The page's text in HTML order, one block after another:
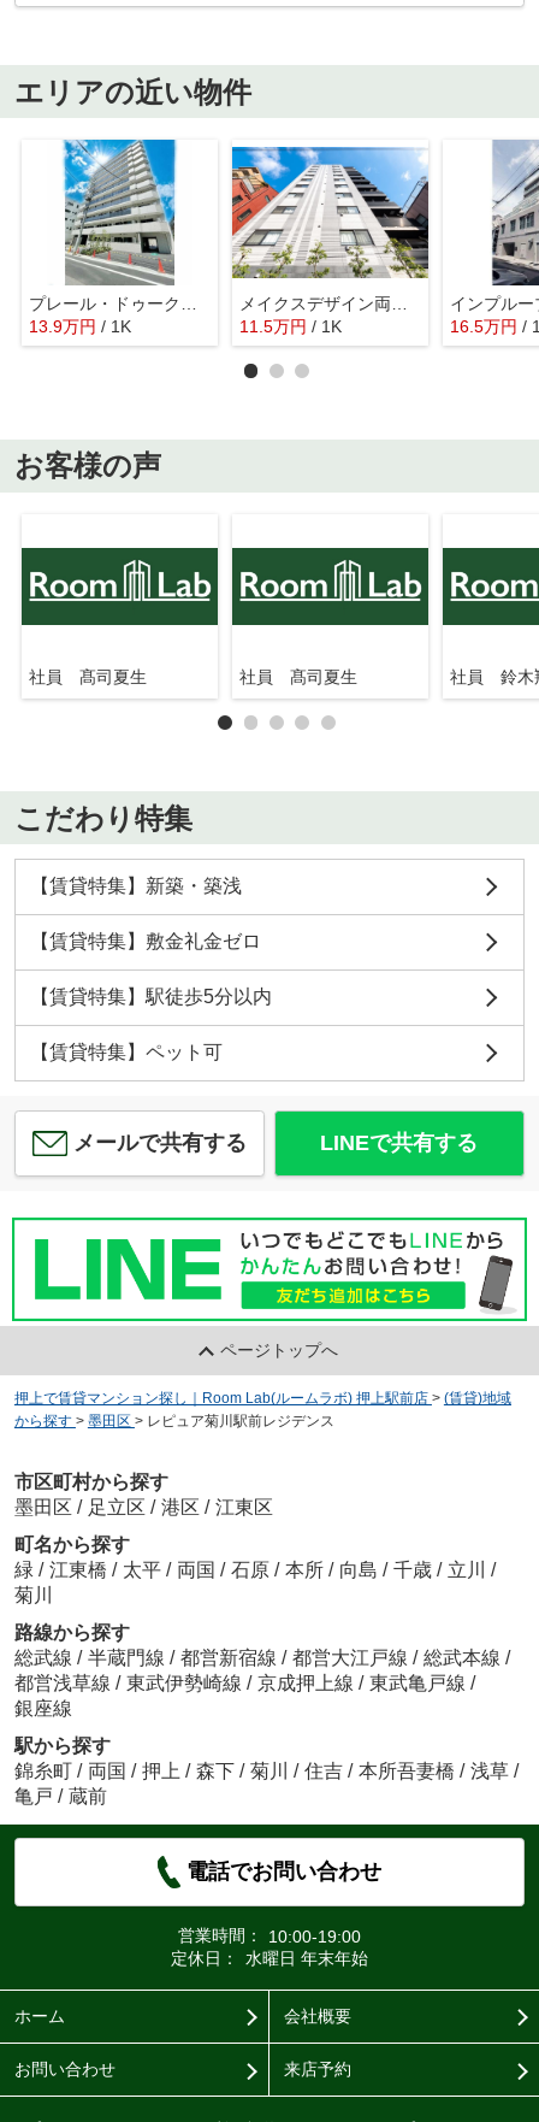
エリアの近い物件
13.9万円 / 1K
11.5万円 / 1K
インプルー
16.5万円 /
お客様の声
社員 髙司夏生 社員 髙司夏生 社員 鈴木
こだわり特集
【賃貸特集】新築・築浅
【賃貸特集】敷金礼金ゼロ
【賃貸特集】駅徒歩5分以内
【賃貸特集】ペット可
メールで共有する LINEで共有する
ページトップへ
押上で賃貸マンション探し｜Room Lab(ルームラボ) 押上駅前店 > (賃貸)地域
から探す > 墨田区 > レピュア菊川駅前レジデンス
市区町村から探す
墨田区 / 足立区 / 港区 / 江東区
町名から探す
緑 / 江東橋 / 太平 / 両国 / 石原 / 本所 / 向島 / 千歳 / 立川 /
菊川
路線から探す
総武線 / 半蔵門線 / 都営新宿線 / 都営大江戸線 / 総武本線 /
都営浅草線 / 東武伊勢崎線 / 京成押上線 / 東武亀戸線 /
銀座線
駅から探す
錦糸町 / 両国 / 押上 / 森下 / 菊川 / 住吉 / 本所吾妻橋 / 浅草 /
亀戸 / 蔵前
電話でお問い合わせ
営業時間：
10:00-19:00
定休日：
水曜日 年末年始
ホーム 会社概要
お問い合わせ 来店予約